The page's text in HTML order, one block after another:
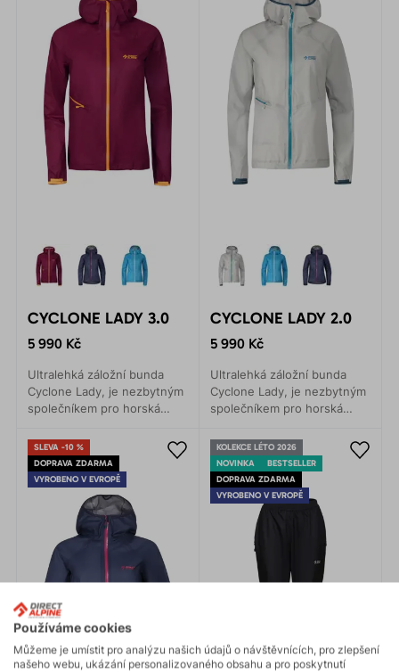
CYCLONE LADY 3.0
5 990 Kč
Ultralehká záložní bunda
Cyclone Lady, je nezbytným
společníkem pro horská
and light.
CYCLONE LADY 2.0
5 990 Kč
Ultralehká záložní bunda
Cyclone Lady, je nezbytným
společníkem pro horská
and light.
SLEVA -10 %
DOPRAVA ZDARMA
VYROBENO V EVROPĚ
KOLEKCE LÉTO 2026
NOVINKA
BESTSELLER
DOPRAVA ZDARMA
VYROBENO V EVROPĚ
Používáme cookies
Můžeme je umístit pro analýzu našich údajů o návštěvnících, pro zlepšení
našeho webu, ukázání personalizovaného obsahu a pro poskytnutí